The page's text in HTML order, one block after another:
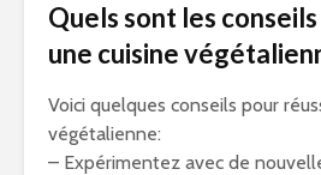
Quels sont les
une cuisine
Voici quelques conseils pour
végétalienne:
– Expérimentez avec de